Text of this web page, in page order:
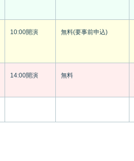
10:00開演 無料(要事前申込)
14:00開演 無料